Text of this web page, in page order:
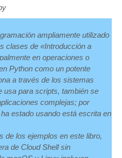
ampliamente utilizado
clases de «Introducción a
en operaciones o
Python como un potente
a través de los sistemas
usa para scripts, también se
complejas; por
estado usando está escrita en
de los ejemplos en este libro,
de Cloud Shell sin